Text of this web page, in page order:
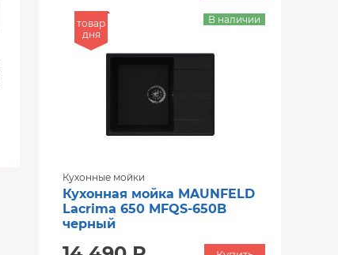
товар
дня
Кухонные мойки
Кухонная мойка MAUNFELD
Lacrima 650 MFQS-650B
черный
В наличии